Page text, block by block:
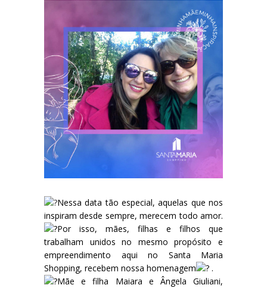
Nessa data tão especial, aquelas que nos
inspiram desde sempre, merecem todo amor.
Por isso, mães, filhas e filhos que
trabalham unidos no mesmo propósito e
empreendimento aqui no Santa Maria
Shopping, recebem nossa homenagem
.
Mãe e filha Maiara e Ângela Giuliani,